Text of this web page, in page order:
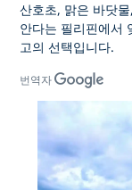
산호초, 맑은 바닷
안다는 필리핀에서
고의 선택입니다.
번역자